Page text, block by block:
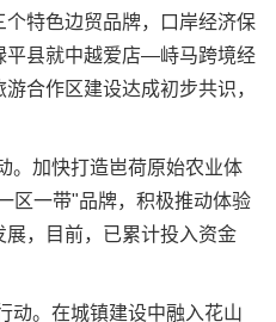
特色边贸品牌，口岸经济保
平县就中越爱店—峙马跨境经
合作区建设达成初步共识，
加快打造岜荷原始农业体
区一带"品牌，积极推动体验
，目前，已累计投入资金
。在城镇建设中融入花山